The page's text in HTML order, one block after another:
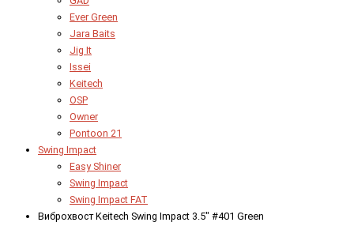
Ever Green
Jara Baits
Jig It
Issei
Keitech
OSP
Owner
Pontoon 21
Swing Impact
Easy Shiner
Swing Impact
Swing Impact FAT
Виброхвост Keitech Swing Impact 3.5" #401 Green